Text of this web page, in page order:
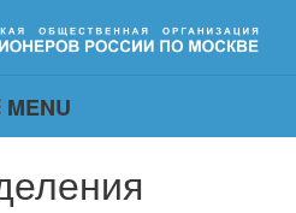
MENU